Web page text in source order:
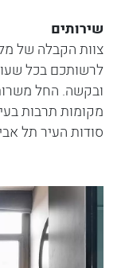
שירותים
לרשותכם בכל
ובקשה. החל
מקומות תרבות
סודות העיר תל